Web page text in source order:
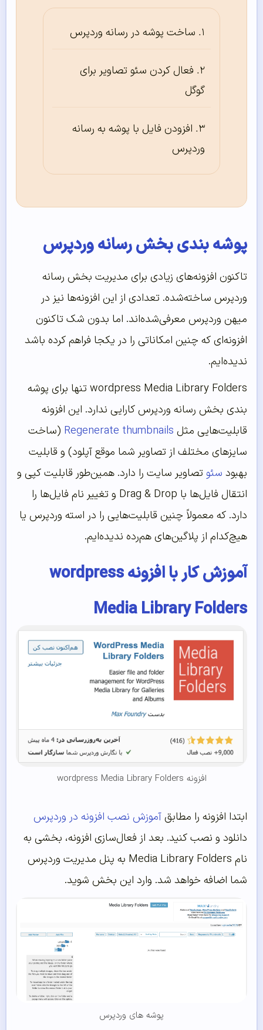
ساخت پوشه در رسانه وردپرس
فعال کردن سئو تصاویر برای
گوگل
افزودن فایل با پوشه به رسانه
وردپرس
پوشه بندی بخش رسانه وردپرس
تاکنون افزونه‌های زیادی برای مدیریت بخش رسانه
وردپرس ساخته‌شده. تعدادی از این افزونه‌ها نیز در
میهن وردپرس معرفی‌شده‌اند. اما بدون شک تاکنون
افزونه‌ای که چنین امکاناتی را در یکجا فراهم کرده باشد
ندیده‌ایم.
wordpress Media Library Folders تنها برای پوشه
بندی بخش رسانه وردپرس کارایی ندارد. این افزونه
قابلیت‌هایی مثل Regenerate thumbnails (ساخت
سایزهای مختلف از تصاویر شما موقع آپلود) و قابلیت
بهبود سئوتصاویر سایت را دارد. همین‌طور قابلیت کپی و
انتقال فایل‌ها با Drag & Drop و تغییر نام فایل‌ها را
دارد. که معمولاً چنین قابلیت‌هایی را در استه وردپرس یا
هیچ‌کدام از پلاگین‌های هم‌رده ندیده‌ایم.
آموزش کار با افزونه wordpress
Media Library Folders
افزونه wordpress Media Library Folders
ابتدا افزونه را مطابقآموزش نصب افزونه در وردپرس
دانلود و نصب کنید. بعد از فعال‌سازی افزونه، بخشی به
نام Media Library Folders به پنل مدیریت وردپرس
شما اضافه خواهد شد. وارد این بخش شوید.
پوشه های وردپرس